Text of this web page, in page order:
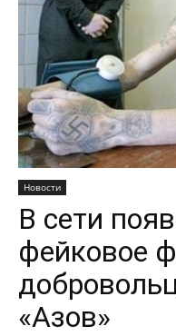
Новости
В сети
фейковое
«Азов»